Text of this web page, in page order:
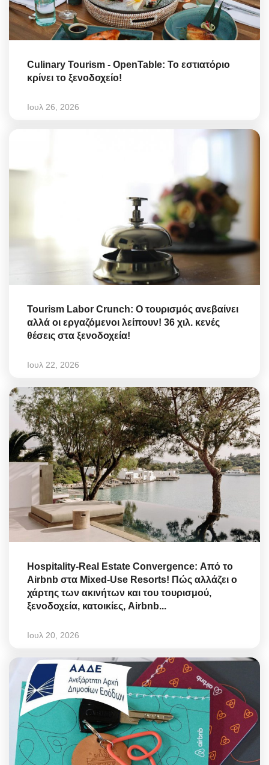
Culinary Tourism - OpenTable: Το εστιατόριο
κρίνει το ξενοδοχείο!
Ιουλ 26, 2026
Tourism Labor Crunch: Ο τουρισμός ανεβαίνει
αλλά οι εργαζόμενοι λείπουν! 36 χιλ. κενές
θέσεις στα ξενοδοχεία!
Ιουλ 22, 2026
Hospitality-Real Estate Convergence: Από το
Airbnb στα Mixed-Use Resorts! Πώς αλλάζει ο
χάρτης των ακινήτων και του τουρισμού,
ξενοδοχεία, κατοικίες, Airbnb...
Ιουλ 20, 2026